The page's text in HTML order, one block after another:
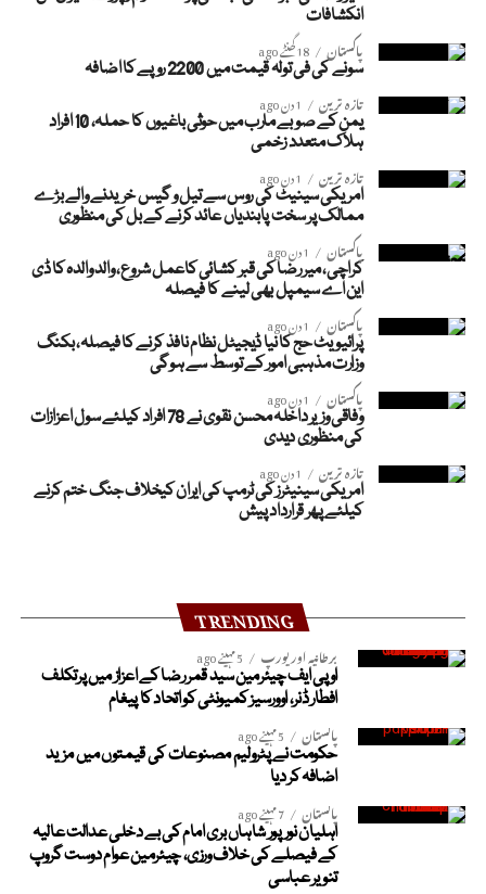
انکشافات
پاکستان 18 گھنٹے ago
سونے کی فی تولہ قیمت میں 2200 روپے کا اضافہ
تازہ ترین 1 دن ago
یمن کے صوبے مارب میں حوثی باغیوں کا حملہ، 10 افراد
ہلاک متعدد زخمی
تازہ ترین 1 دن ago
امریکی سینیٹ کی روس سے تیل و گیس خریدنے والے بڑے
ممالک پر سخت پابندیاں عائد کرنے کے بل کی منظوری
پاکستان 1 دن ago
کراچی، میر رضا کی قبر کشائی کاعمل شروع، والد والدہ کا ڈی
این اے سیمپل بھی لینے کا فیصلہ
پاکستان 1 دن ago
پرائیویٹ حج کا نیا ڈیجیٹل نظام نافذ کرنے کا فیصلہ، بکنگ
وزارت مذہبی امور کے توسط سے ہوگی
پاکستان 1 دن ago
وفاقی وزیر داخلہ محسن نقوی نے 78 افراد کیلئے سول اعزازات
کی منظوری دیدی
تازہ ترین 1 دن ago
امریکی سینیٹرز کی ٹرمپ کی ایران کیخلاف جنگ ختم کرنے
کیلئے پھر قرارداد پیش
TRENDING
برطانیہ اور یورپ 5 مہینے ago
او پی ایف چیئرمین سید قمر رضا کے اعزاز میں پرتکلف
افطار ڈنر، اوورسیز کمیونٹی کو اتحاد کا پیغام
پاکستان 5 مہینے ago
حکومت نے پٹرولیم مصنوعات کی قیمتوں میں مزید
اضافہ کر دیا
پاکستان 7 مہینے ago
اہلیان نورپور شاہاں بری امام کی بے دخلی عدالت عالیہ
کے فیصلے کی خلاف ورزی، چیئرمین عوام دوست گروپ
تنویر عباسی